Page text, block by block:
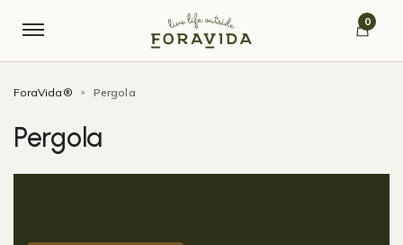
0
ForaVida® » Pergola
Pergola